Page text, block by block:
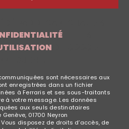
ET LES
enregistrées dans un fichier
à Ferraris et ses sous-traitants
à votre message. Les données
aux seuls destinataires
01700 Neyron
disposez de droits d’accès, de